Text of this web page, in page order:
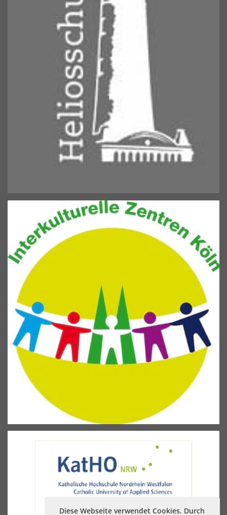
Diese Webseite verwendet Cookies. Durch